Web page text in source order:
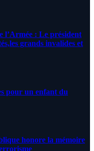
l’Armée : Le président
grands invalides et
pour un enfant du
honore la mémoire